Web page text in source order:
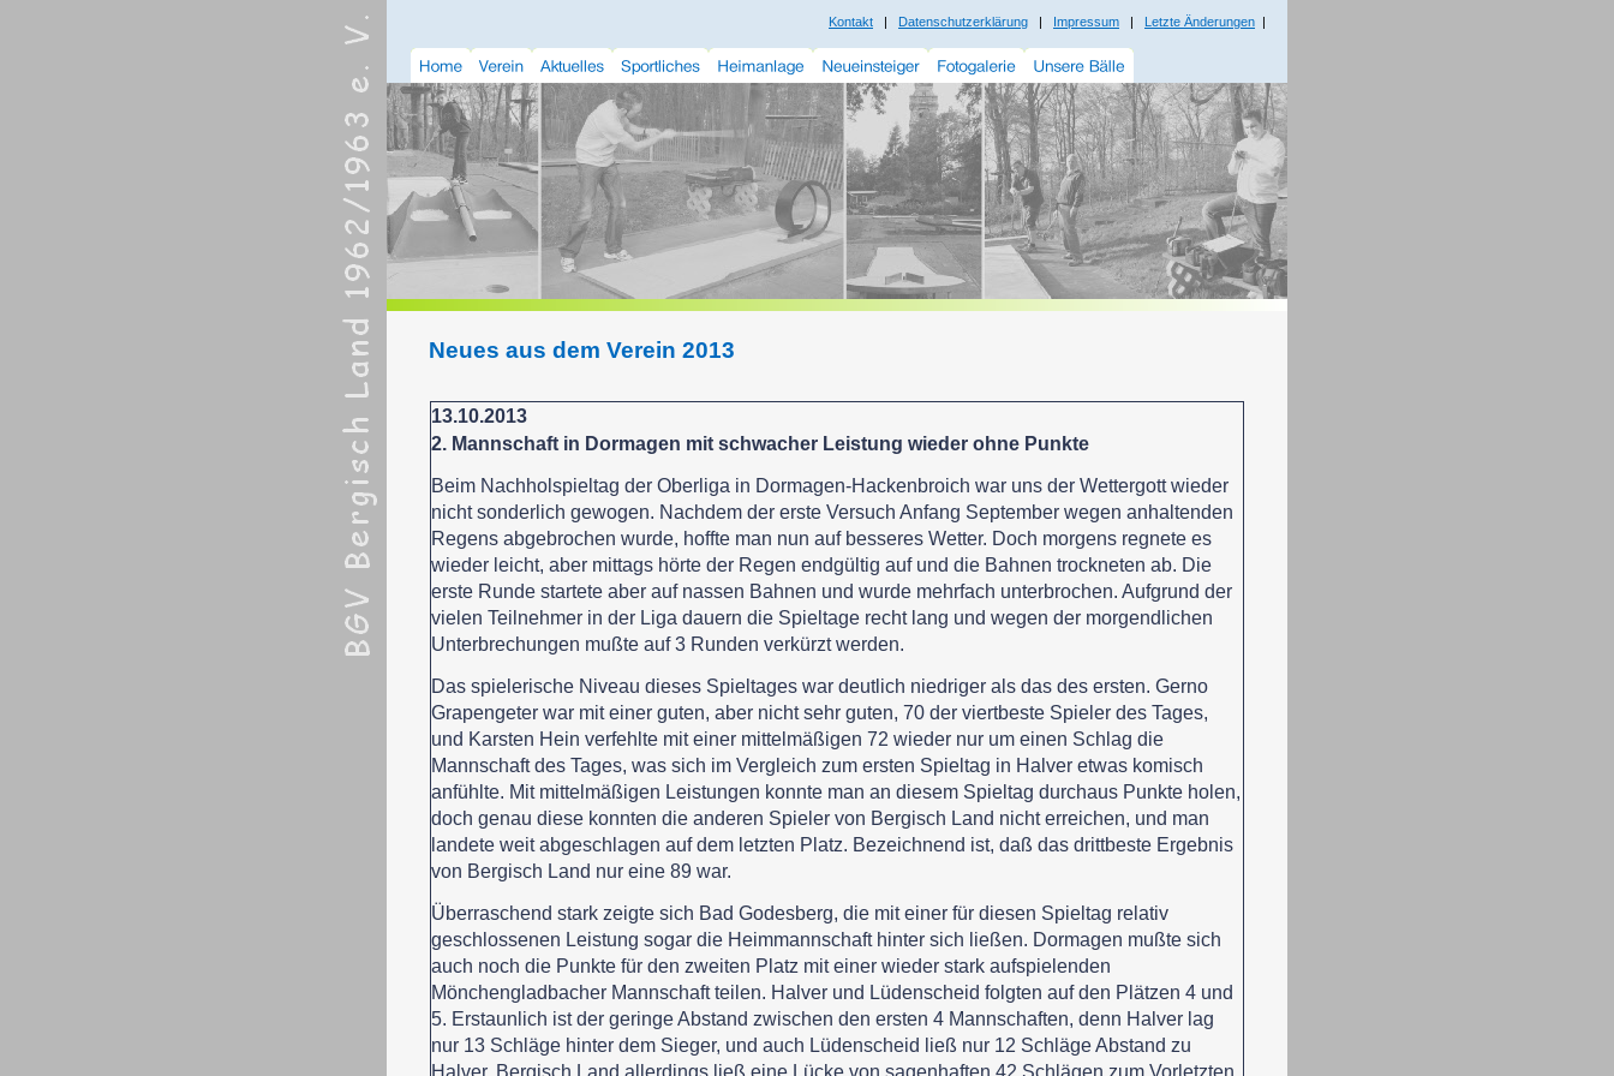
Kontakt | Datenschutzerklärung | Impressum | Letzte Änderungen |
13.10.2013
2. Mannschaft in Dormagen mit schwacher Leistung wieder ohne Punkte
Beim Nachholspieltag der Oberliga in Dormagen-Hackenbroich war uns der Wettergott wieder
nicht sonderlich gewogen. Nachdem der erste Versuch Anfang September wegen anhaltenden
Regens abgebrochen wurde, hoffte man nun auf besseres Wetter. Doch morgens regnete es
wieder leicht, aber mittags hörte der Regen endgültig auf und die Bahnen trockneten ab. Die
erste Runde startete aber auf nassen Bahnen und wurde mehrfach unterbrochen. Aufgrund der
vielen Teilnehmer in der Liga dauern die Spieltage recht lang und wegen der morgendlichen
Unterbrechungen mußte auf 3 Runden verkürzt werden.
Das spielerische Niveau dieses Spieltages war deutlich niedriger als das des ersten. Gerno
Grapengeter war mit einer guten, aber nicht sehr guten, 70 der viertbeste Spieler des Tages,
und Karsten Hein verfehlte mit einer mittelmäßigen 72 wieder nur um einen Schlag die
Mannschaft des Tages, was sich im Vergleich zum ersten Spieltag in Halver etwas komisch
anfühlte. Mit mittelmäßigen Leistungen konnte man an diesem Spieltag durchaus Punkte holen,
doch genau diese konnten die anderen Spieler von Bergisch Land nicht erreichen, und man
landete weit abgeschlagen auf dem letzten Platz. Bezeichnend ist, daß das drittbeste Ergebnis
von Bergisch Land nur eine 89 war.
Überraschend stark zeigte sich Bad Godesberg, die mit einer für diesen Spieltag relativ
geschlossenen Leistung sogar die Heimmannschaft hinter sich ließen. Dormagen mußte sich
auch noch die Punkte für den zweiten Platz mit einer wieder stark aufspielenden
Mönchengladbacher Mannschaft teilen. Halver und Lüdenscheid folgten auf den Plätzen 4 und
5. Erstaunlich ist der geringe Abstand zwischen den ersten 4 Mannschaften, denn Halver lag
nur 13 Schläge hinter dem Sieger, und auch Lüdenscheid ließ nur 12 Schläge Abstand zu
Halver. Bergisch Land allerdings ließ eine Lücke von sagenhaften 42 Schlägen zum Vorletzten.
Neues aus dem Verein 2013